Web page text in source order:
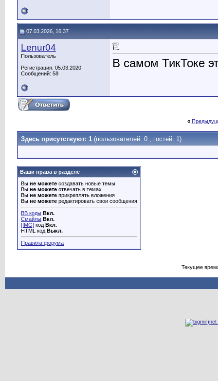
07.03.2026, 16:37
Lenur04
Пользователь
Регистрация: 05.03.2020
Сообщений: 58
В самом ТикТоке
«
Здесь присутствуют: 1 (пользователей: 0 , гостей: 1)
Ваши права в разделе
Вы не можете создавать новые темы
Вы не можете отвечать в темах
Вы не можете прикреплять вложения
Вы не можете редактировать свои сообщения
BB коды Вкл.
Смайлы Вкл.
[IMG] код Вкл.
HTML код Выкл.
Правила форума
Текущее